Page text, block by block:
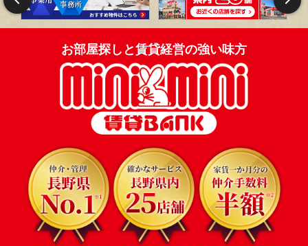
お部屋探しと賃貸経営の強い味方